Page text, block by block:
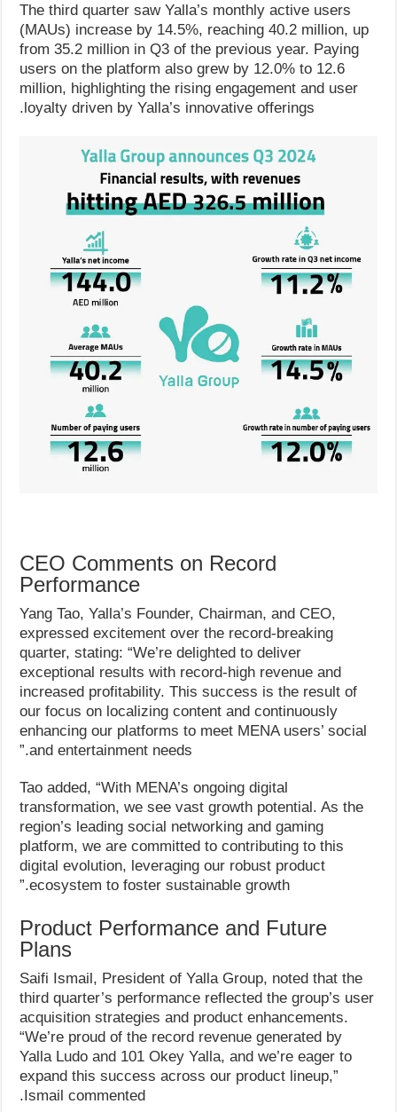
The third quarter saw Yalla’s monthly active users
(MAUs) increase by 14.5%, reaching 40.2 million, up
from 35.2 million in Q3 of the previous year. Paying
users on the platform also grew by 12.0% to 12.6
million, highlighting the rising engagement and user
loyalty driven by Yalla’s innovative offerings.
CEO Comments on Record
Performance
Yang Tao, Yalla’s Founder, Chairman, and CEO,
expressed excitement over the record-breaking
quarter, stating: “We’re delighted to deliver
exceptional results with record-high revenue and
increased profitability. This success is the result of
our focus on localizing content and continuously
enhancing our platforms to meet MENA users’ social
and entertainment needs.”
Tao added, “With MENA’s ongoing digital
transformation, we see vast growth potential. As the
region’s leading social networking and gaming
platform, we are committed to contributing to this
digital evolution, leveraging our robust product
ecosystem to foster sustainable growth.”
Product Performance and Future
Plans
Saifi Ismail, President of Yalla Group, noted that the
third quarter’s performance reflected the group’s user
acquisition strategies and product enhancements.
“We’re proud of the record revenue generated by
Yalla Ludo and 101 Okey Yalla, and we’re eager to
expand this success across our product lineup,”
Ismail commented.